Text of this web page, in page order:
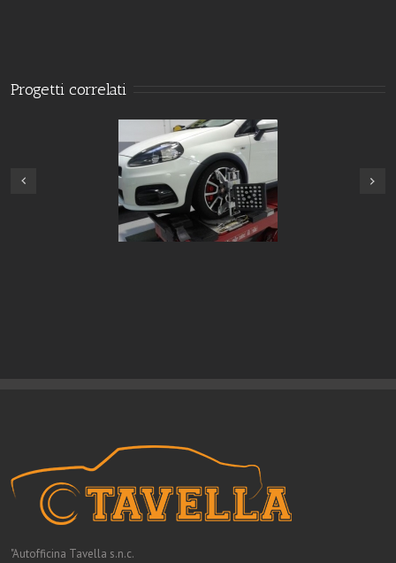
Progetti correlati
"Autofficina Tavella s.n.c.